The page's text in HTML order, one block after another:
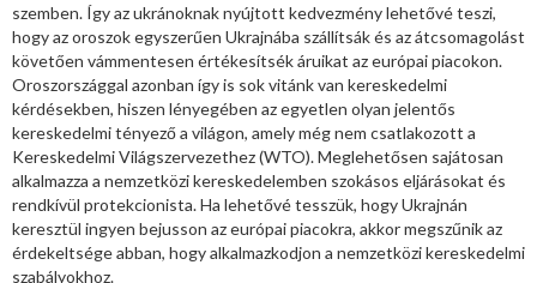
szemben. Így az ukránoknak nyújtott kedvezmény lehetővé teszi,
hogy az oroszok egyszerűen Ukrajnába szállítsák és az átcsomagolást
követően vámmentesen értékesítsék áruikat az európai piacokon.
Oroszországgal azonban így is sok vitánk van kereskedelmi
kérdésekben, hiszen lényegében az egyetlen olyan jelentős
kereskedelmi tényező a világon, amely még nem csatlakozott a
Kereskedelmi Világszervezethez (WTO). Meglehetősen sajátosan
alkalmazza a nemzetközi kereskedelemben szokásos eljárásokat és
rendkívül protekcionista. Ha lehetővé tesszük, hogy Ukrajnán
keresztül ingyen bejusson az európai piacokra, akkor megszűnik az
érdekeltsége abban, hogy alkalmazkodjon a nemzetközi kereskedelmi
szabályokhoz.